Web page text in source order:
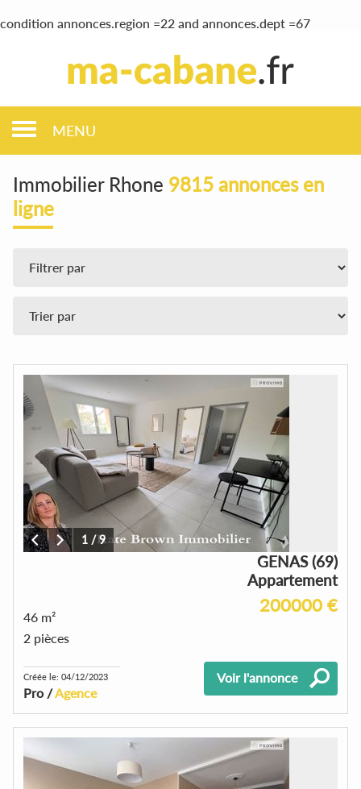
condition annonces.region =22 and annonces.dept =67
MENU
Immobilier Rhone 9815 annonces en
ligne
1 /9
GENAS (69)
Appartement
200000 €
46 m²
2 pièces
Créée le: 04/12/2023
Pro /Agence
Voir l'annonce